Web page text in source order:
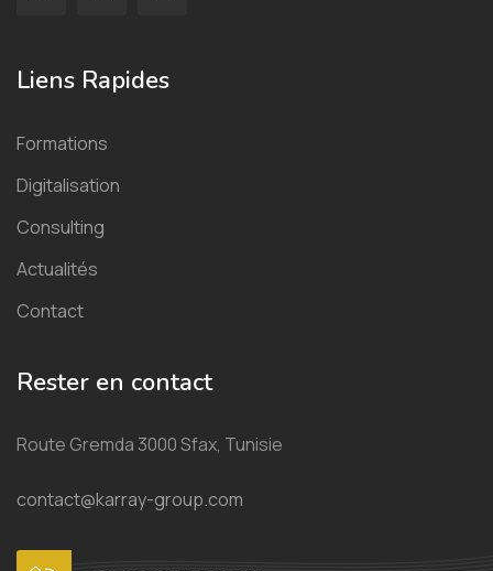
Liens Rapides
Formations
Digitalisation
Consulting
Actualités
Contact
Rester en contact
Route Gremda 3000 Sfax, Tunisie
contact@karray-group.com